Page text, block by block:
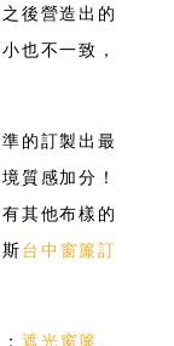
後營造出的
也不一致，
的訂製出最
質感加分！
其他布樣的
台中窗簾訂